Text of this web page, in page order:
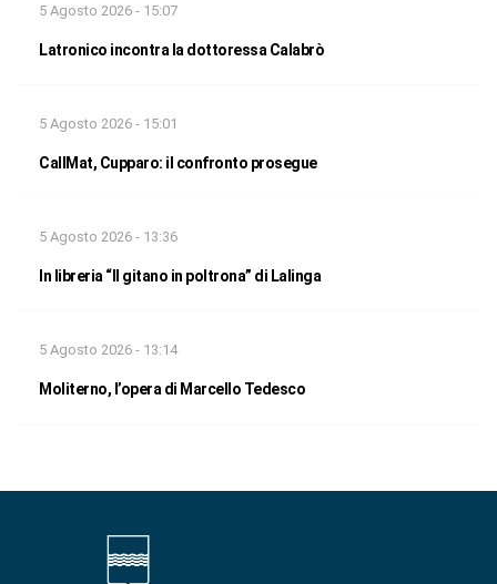
5 Agosto 2026 - 15:07
Latronico incontra la dottoressa Calabrò
5 Agosto 2026 - 15:01
CallMat, Cupparo: il confronto prosegue
5 Agosto 2026 - 13:36
In libreria “Il gitano in poltrona” di Lalinga
5 Agosto 2026 - 13:14
Moliterno, l’opera di Marcello Tedesco